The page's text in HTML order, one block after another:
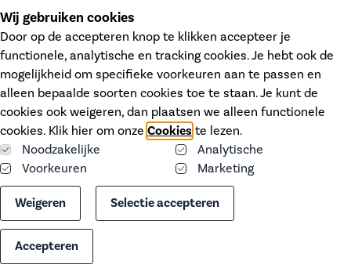
E. waddinxveen@dupree.nl
Kanaalstraat 12
2741 HH Waddinxveen
68406606
BTW.
NL-8574.26.746 B01
Website door:BlackDesk
Cookies
Wij gebruiken cookies
Door op de accepteren knop te klikken accepteer je
functionele, analytische en tracking cookies. Je hebt ook de
mogelijkheid om specifieke voorkeuren aan te passen en
alleen bepaalde soorten cookies toe te staan. Je kunt de
cookies ook weigeren, dan plaatsen we alleen functionele
cookies. Klik hier om onze Cookies te lezen.
Noodzakelijke
Analytische
Voorkeuren
Marketing
Weigeren Selectie accepteren
Accepteren